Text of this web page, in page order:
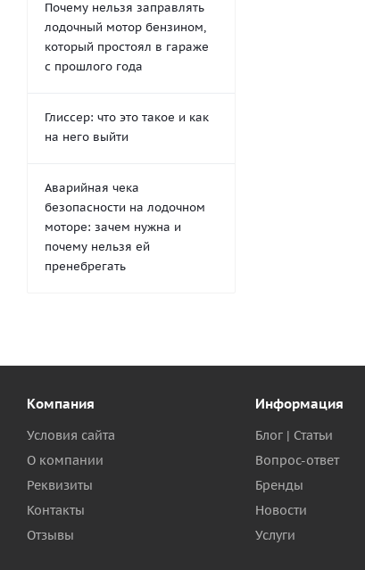
Почему нельзя заправлять
лодочный мотор бензином,
который простоял в гараже
с прошлого года
Глиссер: что это такое и как
на него выйти
Аварийная чека
безопасности на лодочном
моторе: зачем нужна и
почему нельзя ей
пренебрегать
Компания
Условия сайта
О компании
Реквизиты
Контакты
Отзывы
Информация
Блог | Статьи
Вопрос-ответ
Бренды
Новости
Услуги